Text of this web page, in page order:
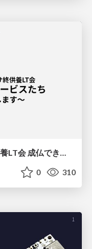
JAWS-UG横浜 #102 AWSサ終供養LT会 成仏できない AWS サービスたち 〜本日、三体供養します〜
0 310